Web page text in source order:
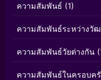
ความสัมพันธ์ (1)
ความสัมพันธ์ระหว่างวั
ความสัมพันธ์วัยต่างกัน
ความสัมพันธ์ในครอบค